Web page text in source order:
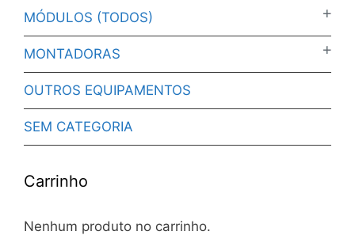
MÓDULOS (TODOS)
MONTADORAS
OUTROS EQUIPAMENTOS
SEM CATEGORIA
Carrinho
Nenhum produto no carrinho.